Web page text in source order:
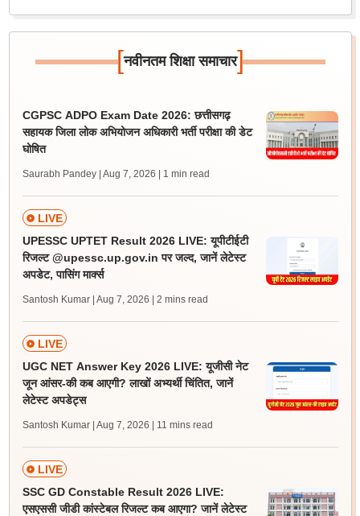
[नवीनतम शिक्षा समाचार]
CGPSC ADPO Exam Date 2026: छत्तीसगढ़
सहायक जिला लोक अभियोजन अधिकारी भर्ती परीक्षा की डेट
घोषित
Saurabh Pandey | Aug 7, 2026 | 1 min read
LIVE
UPESSC UPTET Result 2026 LIVE: यूपीटीईटी
रिजल्ट @upessc.up.gov.in पर जल्द, जानें लेटेस्ट
अपडेट, पासिंग मार्क्स
Santosh Kumar | Aug 7, 2026 | 2 mins read
LIVE
UGC NET Answer Key 2026 LIVE: यूजीसी नेट
जून आंसर-की कब आएगी? लाखों अभ्यर्थी चिंतित, जानें
लेटेस्ट अपडेट्स
Santosh Kumar | Aug 7, 2026 | 11 mins read
LIVE
SSC GD Constable Result 2026 LIVE:
एसएससी जीडी कांस्टेबल रिजल्ट कब आएगा? जानें लेटेस्ट